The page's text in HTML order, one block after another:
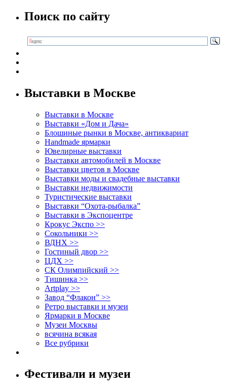
Поиск по сайту
Выставки в Москве
Выставки в Москве
Выставки «Дом и Дача»
Блошиные рынки в Москве, антиквариат
Handmade ярмарки
Ювелирные выставки
Выставки автомобилей в Москве
Выставки цветов в Москве
Выставки моды и свадебные выставки
Выставки недвижимости
Туристические выставки
Выставки “Охота-рыбалка”
Выставки в Экспоцентре
Крокус Экспо >>
Сокольники >>
ВДНХ >>
Гостиный двор >>
ЦДХ >>
СК Олимпийский >>
Тишинка >>
Artplay >>
Завод “Флакон” >>
Ретро выставки и музеи
Ярмарки в Москве
Музеи Москвы
всячина всякая
Все рубрики
Фестивали и музеи